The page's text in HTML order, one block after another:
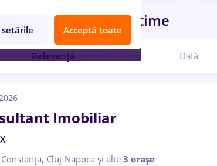
3ds max, Full time
Relevanță Dată
Imobiliar
Cluj-Napoca și alte 3 orașe
Acceptă toate